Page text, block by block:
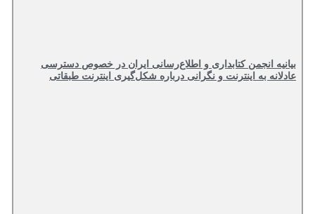
بیانیه انجمن کتابداری و اطلاع‌رسانی ایران در خصوص دسترسی
عادلانه به اینترنت و نگرانی درباره شکل‌گیری اینترنت طبقاتی